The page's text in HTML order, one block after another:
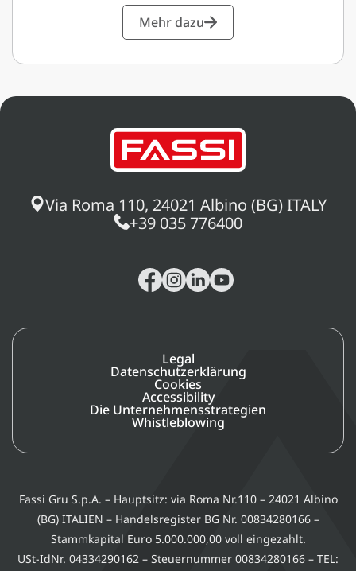
Mehr dazu
Via Roma 110, 24021 Albino (BG) ITALY
+39 035 776400
Legal
Datenschutzerklärung
Cookies
Accessibility
Die Unternehmensstrategien
Whistleblowing
Fassi Gru S.p.A. – Hauptsitz: via Roma Nr.110 – 24021 Albino
(BG) ITALIEN – Handelsregister BG Nr. 00834280166 –
Stammkapital Euro 5.000.000,00 voll eingezahlt.
USt-IdNr. 04334290162 – Steuernummer 00834280166 – TEL: